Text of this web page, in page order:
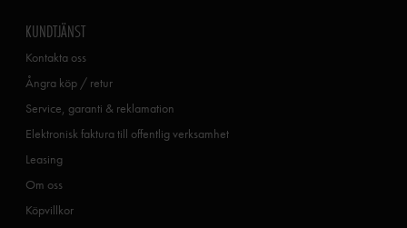
KUNDTJÄNST
Kontakta oss
Ångra köp / retur
Service, garanti & reklamation
Elektronisk faktura till offentlig verksamhet
Leasing
Om oss
Köpvillkor